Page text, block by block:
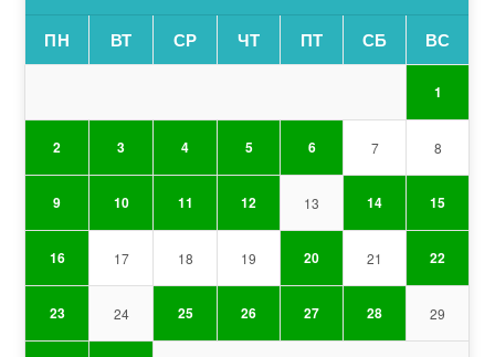
ПН ВТ СР ЧТ ПТ СБ ВС
1
2 3 4 5 6 7 8
9 10 11 12 13 14 15
16 17 18 19 20 21 22
23 24 25 26 27 28 29